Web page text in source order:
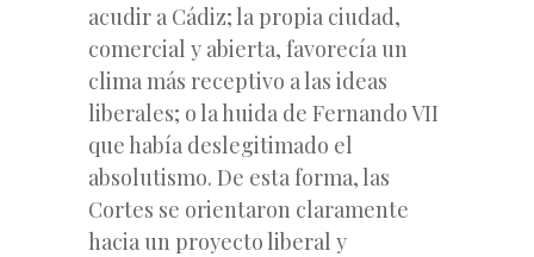
acudir a Cádiz; la propia ciudad,
comercial y abierta, favorecía un
clima más receptivo a las ideas
liberales; o la huida de Fernando VII
que había deslegitimado el
absolutismo. De esta forma, las
Cortes se orientaron claramente
hacia un proyecto liberal y